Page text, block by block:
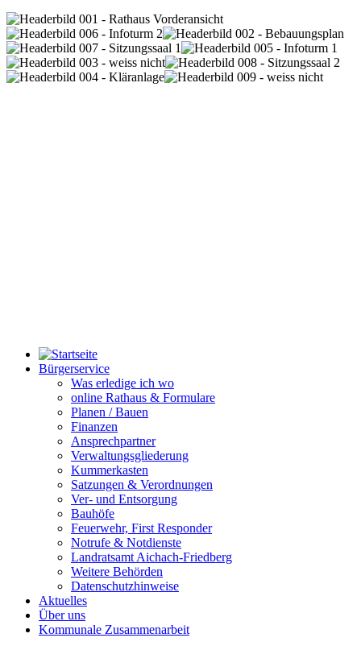
Bürgerservice
Was erledige ich wo
online Rathaus & Formulare
Planen / Bauen
Finanzen
Ansprechpartner
Verwaltungsgliederung
Kummerkasten
Satzungen & Verordnungen
Ver- und Entsorgung
Bauhöfe
Feuerwehr, First Responder
Notrufe & Notdienste
Landratsamt Aichach-Friedberg
Weitere Behörden
Datenschutzhinweise
Aktuelles
Über uns
Kommunale Zusammenarbeit